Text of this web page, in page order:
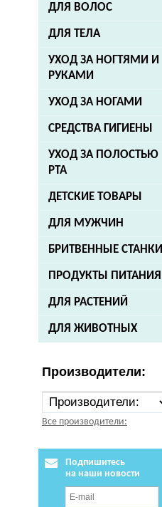
ДЛЯ ВОЛОС
ДЛЯ ТЕЛА
УХОД ЗА НОГТЯМИ И
РУКАМИ
УХОД ЗА НОГАМИ
СРЕДСТВА ГИГИЕНЫ
УХОД ЗА ПОЛОСТЬЮ
РТА
ДЕТСКИЕ ТОВАРЫ
ДЛЯ МУЖЧИН
БРИТВЕННЫЕ СТАНКИ
ПРОДУКТЫ ПИТАНИЯ
ДЛЯ РАСТЕНИЙ
ДЛЯ ЖИВОТНЫХ
Производители:
Все производители:
Подпишитесь
на наши новости